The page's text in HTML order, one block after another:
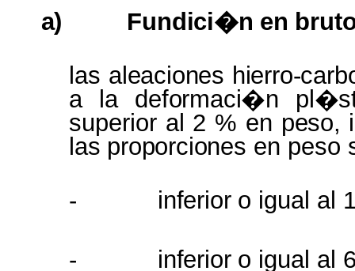
a) Fundici�n en
las aleaciones hierro-
a la deformaci�n
superior al 2 % en peso,
las proporciones en peso
-
inferior o igual al
- inferior o igual al